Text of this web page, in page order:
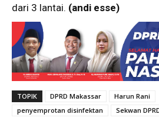
dari 3 lantai. (andi esse)
TOPIK DPRD Makassar
Harun Rani
penyemprotan disinfektan
Sekwan